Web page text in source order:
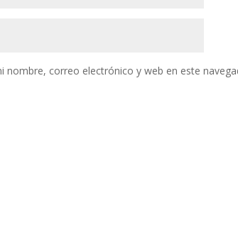
nombre, correo electrónico y web en este